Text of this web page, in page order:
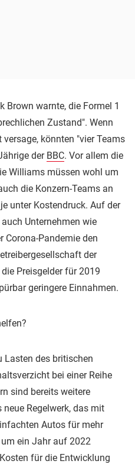
Brown warnte, die Formel 1
Zustand". Wenn
könnten "vier Teams
der BBC. Vor allem die
Williams müssen wohl um
die Konzern-Teams an
unter Kostendruck. Auf der
Unternehmen wie
Corona-Pandemie den
der
Preisgelder für 2019
geringere Einnahmen.
Lasten des britischen
bei einer Reihe
sind bereits weitere
Regelwerk, das mit
Autos für mehr
ein Jahr auf 2022
für die Entwicklung